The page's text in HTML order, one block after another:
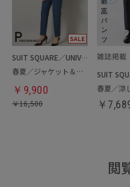
SUIT SQUARE／UNIVERSAL LANGUAGE／WHITE
春夏／ジャケット＆パンツセットアップ／洗濯ネット付き
￥ 9,900
￥16,500 ￥
閲